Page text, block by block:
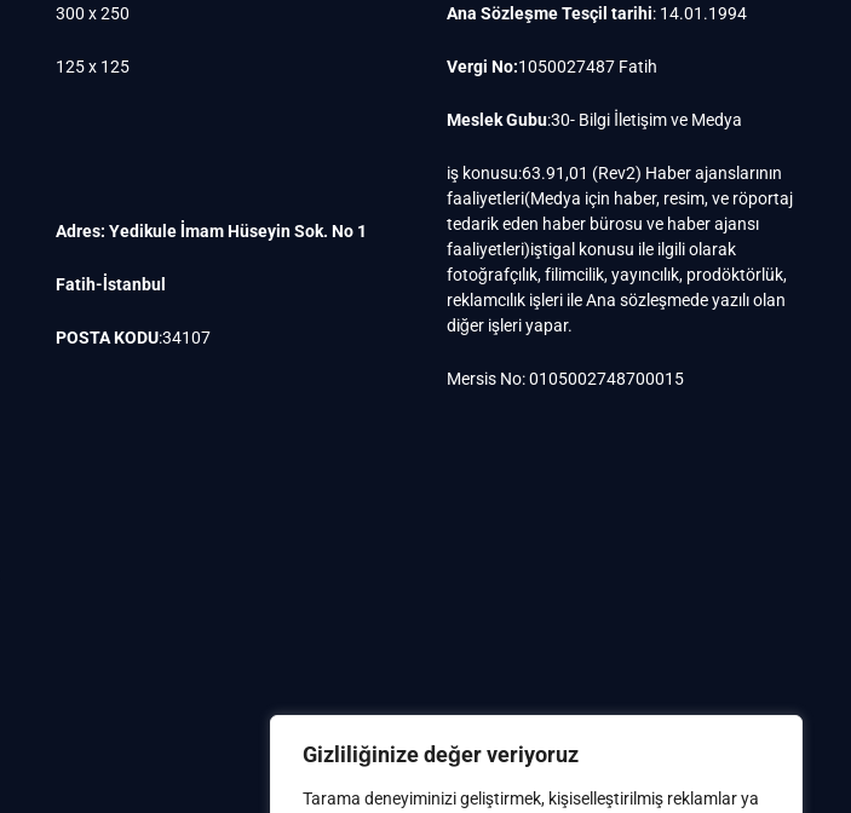
Gizliliğinize değer veriyoruz
Tarama deneyiminizi geliştirmek, kişiselleştirilmiş reklamlar ya
300 x 250
125 x 125
Adres: Yedikule İmam Hüseyin Sok. No 1
Fatih-İstanbul
POSTA KODU:34107
Ana Sözleşme Tesçil tarihi: 14.01.1994
Vergi No:1050027487 Fatih
Meslek Gubu:30- Bilgi İletişim ve Medya
iş konusu:63.91,01 (Rev2) Haber ajanslarının
faaliyetleri(Medya için haber, resim, ve röportaj
tedarik eden haber bürosu ve haber ajansı
faaliyetleri)iştigal konusu ile ilgili olarak
fotoğrafçılık, filimcilik, yayıncılık, prodöktörlük,
reklamcılık işleri ile Ana sözleşmede yazılı olan
diğer işleri yapar.
Mersis No: 0105002748700015